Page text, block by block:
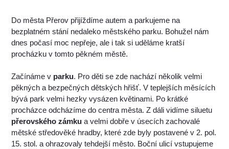
Do města Přerov přijíždíme autem a parkujeme na
bezplatném stání nedaleko městského parku. Bohužel nám
dnes počasí moc nepřeje, ale i tak si uděláme kratší
procházku v tomto pěkném městě.
Začínáme v parku. Pro děti se zde nachází několik velmi
pěkných a bezpečných dětských hřišť. V teplejších měsících
bývá park velmi hezky vysázen květinami. Po krátké
procházce odcházíme do centra města. Z dáli vidíme siluetu
přerovského zámku a velmi dobře v úsecích zachovalé
mětské středověké hradby, které zde byly postavené v 2. pol.
15. stol. a ohrazovaly tehdejší město. Boční ulicí vstupujeme